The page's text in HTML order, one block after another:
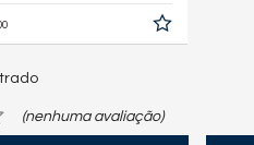
(nenhuma avaliação)